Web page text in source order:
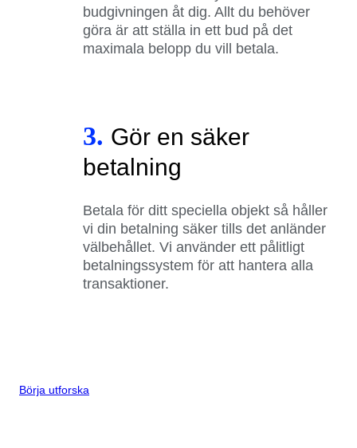
budgivningen åt dig. Allt du behöver
göra är att ställa in ett bud på det
maximala belopp du vill betala.
3. Gör en säker
betalning
Betala för ditt speciella objekt så håller
vi din betalning säker tills det anländer
välbehållet. Vi använder ett pålitligt
betalningssystem för att hantera alla
transaktioner.
Börja utforska